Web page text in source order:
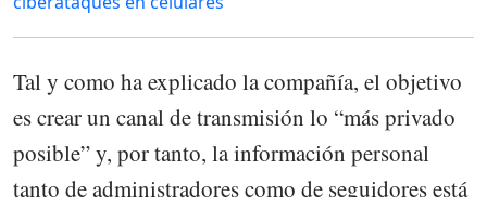
Tal y como ha explicado la compañía, el objetivo
es crear un canal de transmisión lo “más privado
posible” y, por tanto, la información personal
tanto de administradores como de seguidores está